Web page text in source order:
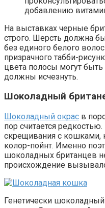
добавлению
На выставках черные
строго. Шерсть должна
без единого белого
призрачного табби-
цвета полосы могут
должны исчезнуть.
Шоколадный
Шоколадный окрас в
пор считается
скрещивания с кошками,
колор-пойнт. Именно
шоколадных британцев
происхождение
Генетически